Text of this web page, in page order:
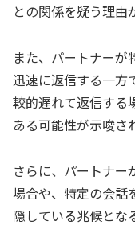
との関係を疑う理由
また、パートナーが
迅速に返信する一方
較的遅れて返信する
ある可能性が示唆さ
さらに、パートナー
場合や、特定の会話
隠している兆候とな